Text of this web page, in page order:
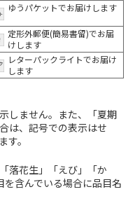
ゆうパケットでお届けします
定形外郵便(簡易書留)でお届
けします
レターパックライトでお届け
します
しません。また、「夏期
は、記号での表示はせ
。
落花生」「えび」「か
含んでいる場合に品目名